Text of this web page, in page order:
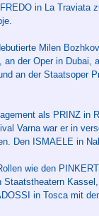
in La Traviata
Milen
an der Oper in
an der Staatsoper
als PRINZ in
Varna war er in
Den ISMAELE in
wie den
Staatstheatern
in Tosca mit